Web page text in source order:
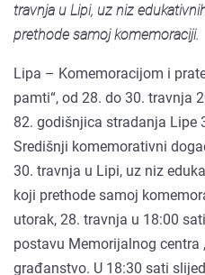
travnja u Lipi, uz niz
prethode samoj komemoraciji.
Lipa – Komemoracijom i
pamti“, od 28. do 30. travnja
82. godišnjica stradanja Lipe
Središnji komemorativni
30. travnja u Lipi, uz niz
koji prethode samoj
utorak, 28. travnja u 18:00
postavu Memorijalnog centra
građanstvo. U 18:30 sati